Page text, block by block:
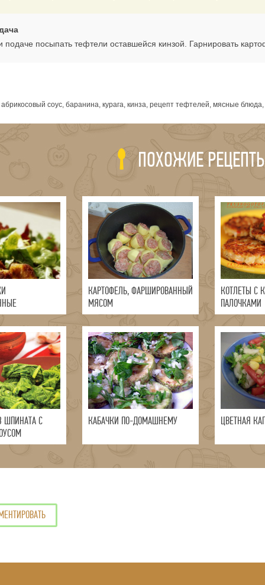
подаче посыпать тефтели оставшейся кинзой. Гарнировать
соус, баранина, курага, кинза, рецепт тефтелей, мясные
ПОХОЖИЕ
КАРТОФЕЛЬ, ФАРШИРОВАННЫЙ
МЯСОМ
КОТЛЕТЫ С
ПАЛОЧКАМИ
ШПИНАТА С
КАБАЧКИ ПО-ДОМАШНЕМУ ЦВЕТНАЯ